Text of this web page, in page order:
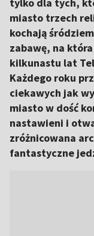
miasto trzech
kochają
zabawę, na
kilkunastu lat
Każdego roku
ciekawych jak
miasto w dość
nastawieni i
zróżnicowana
fantastyczne